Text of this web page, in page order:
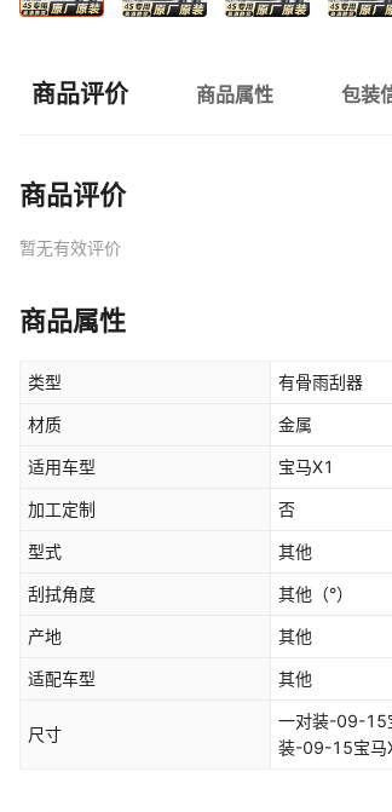
商品评价 商品属性 包装
商品评价
暂无有效评价
商品属性
类型 有骨雨刮器
材质 金属
适用车型 宝马X1
加工定制 否
型式 其他
刮拭角度 其他 （°）
产地 其他
适配车型 其他
尺寸
一对装-09-15
装-09-15宝马